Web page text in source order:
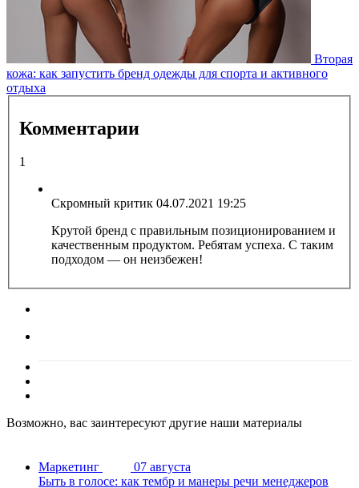
Вторая
кожа: как запустить бренд одежды для спорта и активного
отдыха
Комментарии
1
Скромный критик 04.07.2021 19:25
Крутой бренд с правильным позиционированием и
качественным продуктом. Ребятам успеха. С таким
подходом — он неизбежен!
Возможно, вас заинтересуют другие наши материалы
Маркетинг
07 августа
Быть в голосе: как тембр и манеры речи менеджеров